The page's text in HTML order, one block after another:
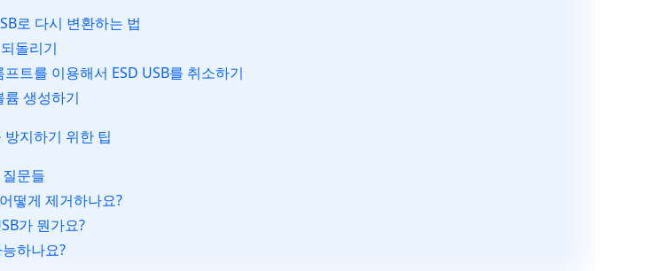
로 다시 변환하는 법
돌리기
트를 이용해서 ESD USB를 취소하기
생성하기
방지하기 위한 팁
문들
떻게 제거하나요?
가 뭔가요?
하나요?